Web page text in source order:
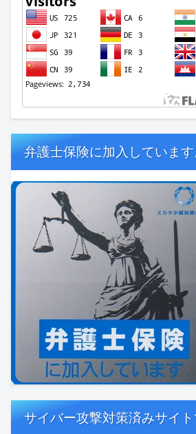
弁護士保険に加入しています
サイバー攻撃対策済みサイト